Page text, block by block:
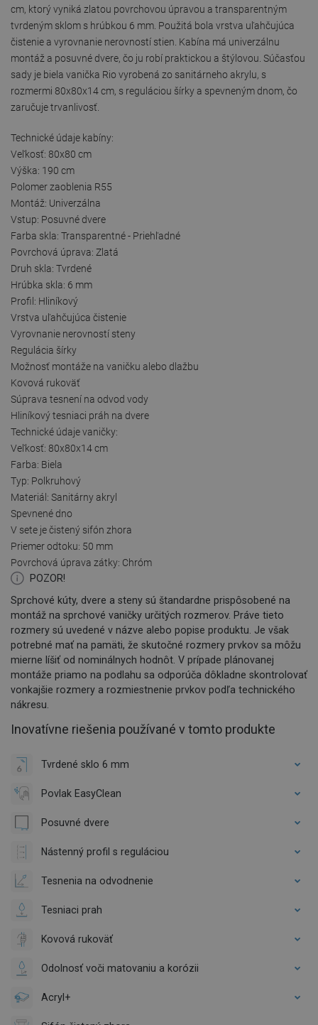
cm, ktorý vyniká zlatou povrchovou úpravou a transparentným
tvrdeným sklom s hrúbkou 6 mm. Použitá bola vrstva uľahčujúca
čistenie a vyrovnanie nerovností stien. Kabína má univerzálnu
montáž a posuvné dvere, čo ju robí praktickou a štýlovou. Súčasťou
sady je biela vanička Rio vyrobená zo sanitárneho akrylu, s
rozmermi 80x80x14 cm, s reguláciou šírky a spevneným dnom, čo
zaručuje trvanlivosť.
Technické údaje kabíny:
Veľkosť: 80x80 cm
Výška: 190 cm
Polomer zaoblenia R55
Montáž: Univerzálna
Vstup: Posuvné dvere
Farba skla: Transparentné - Priehľadné
Povrchová úprava: Zlatá
Druh skla: Tvrdené
Hrúbka skla: 6 mm
Profil: Hliníkový
Vrstva uľahčujúca čistenie
Vyrovnanie nerovností steny
Regulácia šírky
Možnosť montáže na vaničku alebo dlažbu
Kovová rukoväť
Súprava tesnení na odvod vody
Hliníkový tesniaci práh na dvere
Technické údaje vaničky:
Veľkosť: 80x80x14 cm
Farba: Biela
Typ: Polkruhový
Materiál: Sanitárny akryl
Spevnené dno
V sete je čistený sifón zhora
Priemer odtoku: 50 mm
Povrchová úprava zátky: Chróm
POZOR!
Sprchové kúty, dvere a steny sú štandardne prispôsobené na
montáž na sprchové vaničky určitých rozmerov. Práve tieto
rozmery sú uvedené v názve alebo popise produktu. Je však
potrebné mať na pamäti, že skutočné rozmery prvkov sa môžu
mierne líšiť od nominálnych hodnôt. V prípade plánovanej
montáže priamo na podlahu sa odporúča dôkladne skontrolovať
vonkajšie rozmery a rozmiestnenie prvkov podľa technického
nákresu.
Inovatívne riešenia používané v tomto produkte
Tvrdené sklo 6 mm
Povlak EasyClean
Posuvné dvere
Nástenný profil s reguláciou
Tesnenia na odvodnenie
Tesniaci prah
Kovová rukoväť
Odolnosť voči matovaniu a korózii
Acryl+